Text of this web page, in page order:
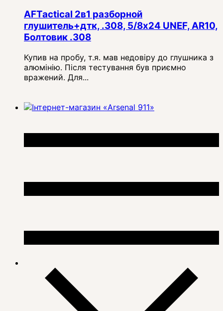
AFTactical 2в1 разборной
глушитель+дтк, .308, 5/8x24 UNEF, AR10,
Болтовик .308
Купив на пробу, т.я. мав недовіру до глушника з
алюмінію. Після тестування був приємно
вражений. Для...